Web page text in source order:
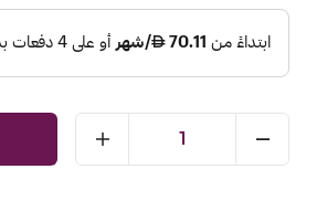
1